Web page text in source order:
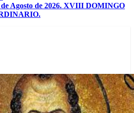
de Agosto de 2026. XVIII DOMINGO